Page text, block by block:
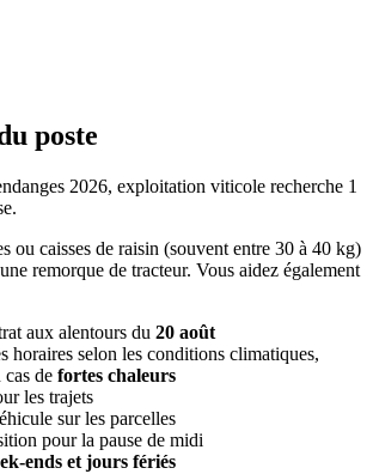
poste
2026, exploitation viticole recherche 1
ou caisses de raisin (souvent entre 30 à 40 kg)
remorque de tracteur. Vous aidez également
aux alentours du 20 août
horaires selon les conditions climatiques,
cas de fortes chaleurs
les trajets
sur les parcelles
pour la pause de midi
ends et jours fériés